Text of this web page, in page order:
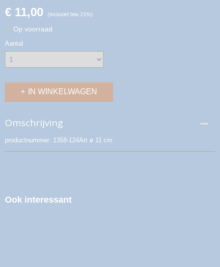
€ 11,00 (inclusief btw 21%)
✓ Op voorraad
Aantal
IN WINKELWAGEN
Omschrijving
productnummer: 1358-124Art ø 11 cm
Ook interessant